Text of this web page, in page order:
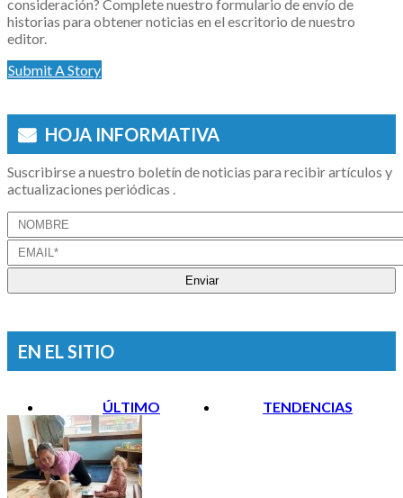
consideración? Complete nuestro formulario de envío de
historias para obtener noticias en el escritorio de nuestro
editor.
Submit A Story
HOJA INFORMATIVA
Suscribirse a nuestro boletín de noticias para recibir artículos y
actualizaciones periódicas .
EN EL SITIO
ÚLTIMO TENDENCIAS